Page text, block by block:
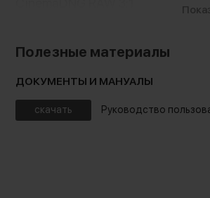
Контроль по
соединению
ProRes 422 Proxy QuickTime
Порты:
HDMI
Полезные материалы
ДОКУМЕНТЫ И МАНУАЛЫ
скачать Руководство